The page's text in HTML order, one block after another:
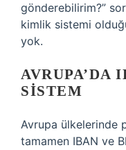
gönderebilirim?”
kimlik sistemi
yok.
AVRUPA’DA
SISTEM
Avrupa ülkelerinde
tamamen IBAN ve